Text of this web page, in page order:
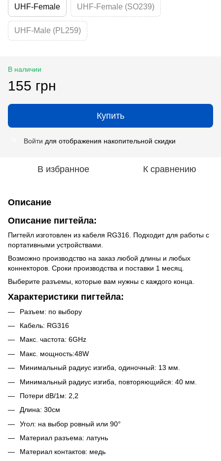
UHF-Female UHF-Female (SO239)
UHF-Male (PL259)
В наличии
155 грн
Купить
Войти для отображения накопительной скидки
В избранное К сравнению
Описание
Описание пигтейла:
Пигтейл изготовлен из кабеля RG316. Подходит для работы с
портативными устройствами.
Возможно производство на заказ любой длины и любых
коннекторов. Сроки производства и поставки 1 месяц.
Выберите разъемы, которые вам нужны с каждого конца.
Характеристики пигтейла:
Разъем: по выбору
Кабель: RG316
Макс. частота: 6GHz
Макс. мощность:48W
Минимальный радиус изгиба, одиночный: 13 мм.
Минимальный радиус изгиба, повторяющийся: 40 мм.
Потери dB/1м: 2,2
Длина: 30см
Угол: на выбор ровный или 90°
Материал разъема: латунь
Материал контактов: медь